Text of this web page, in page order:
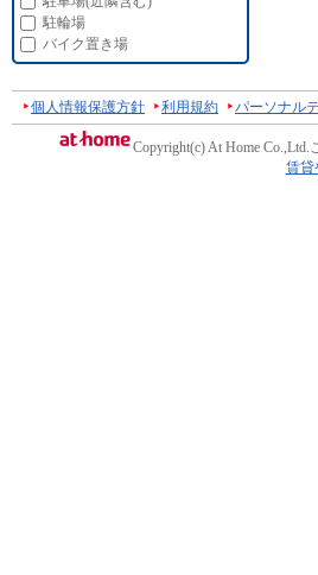
駐輪場
バイク置き場
個人情報保護方針 利用規約 パーソナル
Copyright(c) At Home Co.,Ltd.
賃貸